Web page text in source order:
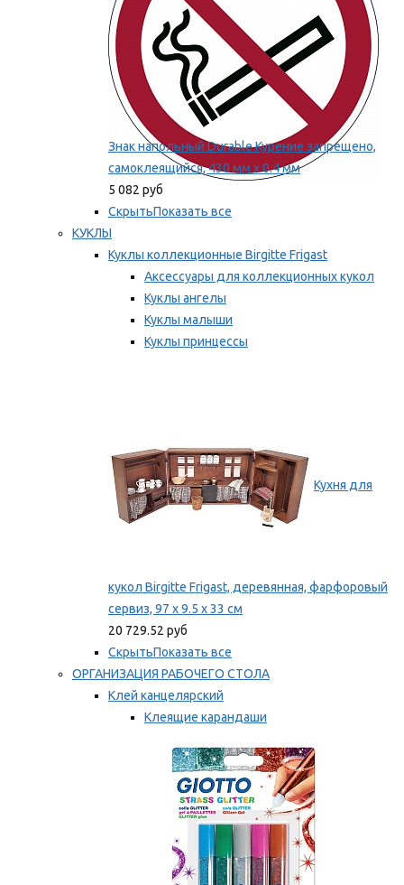
Знак напольный Durable Курение запрещено,
самоклеящийся, 430 мм х 0.4 мм
5 082 руб
СкрытьПоказать все
КУКЛЫ
Куклы коллекционные Birgitte Frigast
Аксессуары для коллекционных кукол
Куклы ангелы
Куклы малыши
Куклы принцессы
Кухня для
кукол Birgitte Frigast, деревянная, фарфоровый
сервиз, 97 x 9.5 x 33 см
20 729.52 руб
СкрытьПоказать все
ОРГАНИЗАЦИЯ РАБОЧЕГО СТОЛА
Клей канцелярский
Клеящие карандаши
Мы рекомендуем